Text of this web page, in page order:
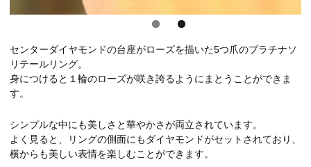
センターダイヤモンドの台座がローズを描いた5つ爪のプラチナソ
リテールリング。
身につけると１輪のローズが咲き誇るようにまとうことができま
す。
シンプルな中にも美しさと華やかさが両立されています。
よく見ると、リングの側面にもダイヤモンドがセットされており、
横からも美しい表情を楽しむことができます。